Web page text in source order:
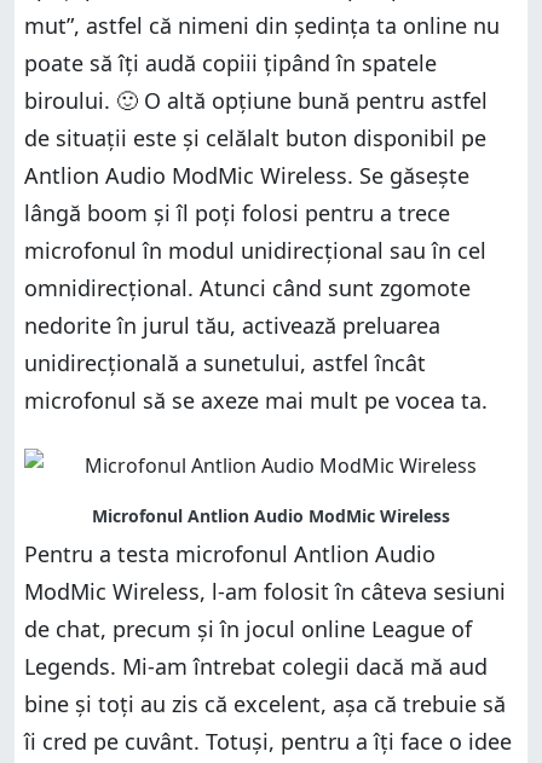
mut”, astfel că nimeni din ședința ta online nu
poate să îți audă copiii țipând în spatele
biroului. 🙂 O altă opțiune bună pentru astfel
de situații este și celălalt buton disponibil pe
Antlion Audio ModMic Wireless. Se găsește
lângă boom și îl poți folosi pentru a trece
microfonul în modul unidirecțional sau în cel
omnidirecțional. Atunci când sunt zgomote
nedorite în jurul tău, activează preluarea
unidirecțională a sunetului, astfel încât
microfonul să se axeze mai mult pe vocea ta.
Pentru a testa microfonul Antlion Audio
ModMic Wireless, l-am folosit în câteva sesiuni
de chat, precum și în jocul online League of
Legends. Mi-am întrebat colegii dacă mă aud
bine și toți au zis că excelent, așa că trebuie să
îi cred pe cuvânt. Totuși, pentru a îți face o idee